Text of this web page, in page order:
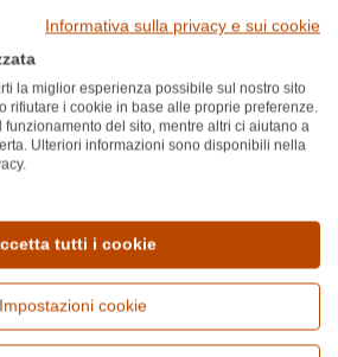
Informativa sulla privacy e sui cookie
la miglior esperienza possibile sul nostro sito
rifiutare i cookie in base alle proprie preferenze.
del sito, mentre altri ci aiutano a
Ulteriori informazioni sono disponibili nella
tutti i cookie
Impostazioni cookie